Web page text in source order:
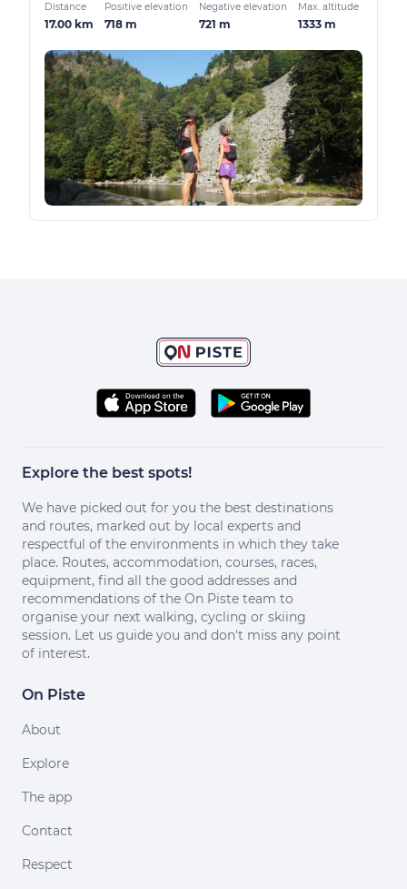
Distance
17.00 km
Positive elevation
718 m
Negative elevation
721 m
Max. altitude
1333 m
Explore the best spots!
We have picked out for you the best destinations
and routes, marked out by local experts and
respectful of the environments in which they take
place. Routes, accommodation, courses, races,
equipment, find all the good addresses and
recommendations of the On Piste team to
organise your next walking, cycling or skiing
session. Let us guide you and don't miss any point
of interest.
On Piste
About
Explore
The app
Contact
Respect